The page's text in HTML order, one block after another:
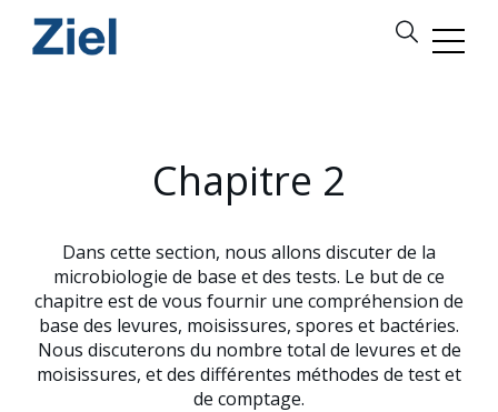
Chapitre 2
Dans cette section, nous allons discuter de la
microbiologie de base et des tests. Le but de ce
chapitre est de vous fournir une compréhension de
base des levures, moisissures, spores et bactéries.
Nous discuterons du nombre total de levures et de
moisissures, et des différentes méthodes de test et
de comptage.